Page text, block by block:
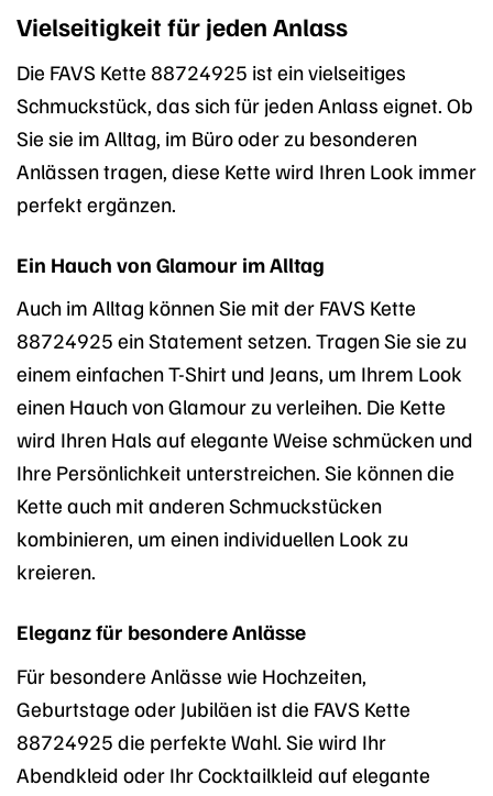
Vielseitigkeit für jeden Anlass
Die FAVS Kette 88724925 ist ein vielseitiges
Schmuckstück, das sich für jeden Anlass eignet. Ob
Sie sie im Alltag, im Büro oder zu besonderen
Anlässen tragen, diese Kette wird Ihren Look immer
perfekt ergänzen.
Ein Hauch von Glamour im Alltag
Auch im Alltag können Sie mit der FAVS Kette
88724925 ein Statement setzen. Tragen Sie sie zu
einem einfachen T-Shirt und Jeans, um Ihrem Look
einen Hauch von Glamour zu verleihen. Die Kette
wird Ihren Hals auf elegante Weise schmücken und
Ihre Persönlichkeit unterstreichen. Sie können die
Kette auch mit anderen Schmuckstücken
kombinieren, um einen individuellen Look zu
kreieren.
Eleganz für besondere Anlässe
Für besondere Anlässe wie Hochzeiten,
Geburtstage oder Jubiläen ist die FAVS Kette
88724925 die perfekte Wahl. Sie wird Ihr
Abendkleid oder Ihr Cocktailkleid auf elegante